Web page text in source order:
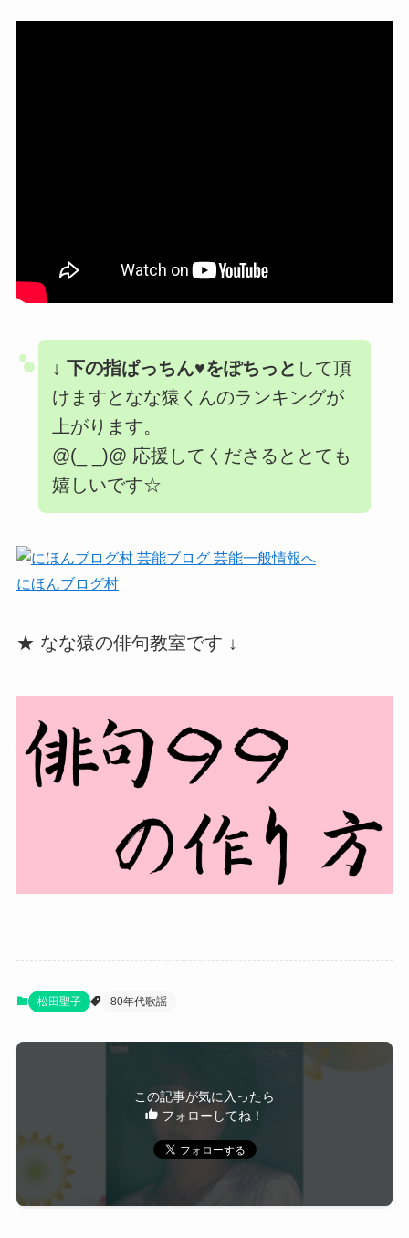
↓ 下の指ぱっちん♥をぽちっと して頂
けますとなな猿くんのランキングが
上がります。
@(_ _)@ 応援してくださるととても
嬉しいです☆
にほんブログ村
★ なな猿の俳句教室です ↓
松田聖子 80年代歌謡
この記事が気に入ったら
フォローしてね！